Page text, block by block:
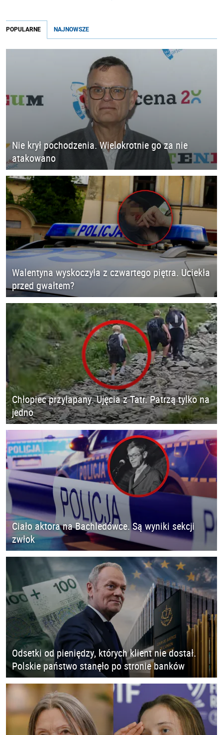
POPULARNE NAJNOWSZE
Nie krył pochodzenia. Wielokrotnie go za nie
atakowano
Walentyna wyskoczyła z czwartego piętra. Uciekła
przed gwałtem?
Chłopiec przyłapany. Ujęcia z Tatr. Patrzą tylko na
jedno
Ciało aktora na Bachledówce. Są wyniki sekcji
zwłok
Odsetki od pieniędzy, których klient nie dostał.
Polskie państwo stanęło po stronie banków